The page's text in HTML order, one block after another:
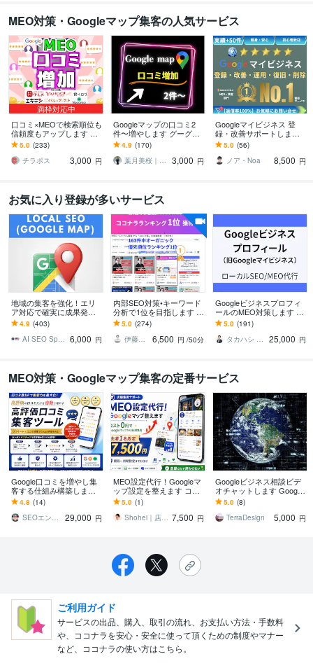
MEO対策・Googleマップ集客の人気サービス
満枠対応中
口コミ×MEOで検索順位も
信頼度もアップします リ
アルなクチコミで信頼と
来店数アップ！
5.0 (233)
チラポス
3,000 円
Googleマップの口コミ2
件〜増やします グーグル
マップの口コミ増加しま
す/保証有り
4.9 (170)
葉月美桜｜SNSデザイナー
3,000 円
Googleマイビジネス 登
録・改善サポートします
Googleマイビジネス運
用・改善11年のプロがサ
ポート
5.0 (56)
ノア・Noa
8,500 円
お気に入り登録が多いサービス
地域の集客を強化！エリ
ア対応で確実に成果発生
します 広範囲1.5万マイル
をカバー！効果抜群のマ
ップ埋込MEO戦略
4.9 (403)
AI SEO Specialist 6,000 円
内部SEO対策•キーワード
分析で1位を目指します ワ
ンレッスン地域名検索1位
の実績多数！全て満点評
価で継続中！
5.0 (274)
伊藤優里＠SEOに強いWEBサイト制作
6,500 円 /50分
Googleビジネスプロフィ
ールのMEO対策します オ
ンラインMTGあり！＋納
品後のチャット相談無
料！
5.0 (191)
タカハシ ヨウスケ
25,000 円
MEO対策・Googleマップ集客の定番サービス
Google口コミを増やし集
客する仕組み構築します
アンケート×自動誘導で高
評価レビューを効率的に
獲得【MEO】
4.8 (14)
SEOエンジニア
29,000 円
MEO設定代行！Googleマ
ップ設定を整えます コス
ト0円でGoogleマップから
新規集客
5.0 (1)
Shohei｜店舗ビジネスの集客設計 7,500 円
Googleビジネス相談ビデ
オチャットします Google
ビジネスの不明点をお困
りごとをアドバイス
5.0 (8)
TerraDesign
5,000 円
ご利用ガイド
サービスの出品、購入、取引の流れ、お支払い方法・手数料
や、ココナラを安心・安全に使って頂くための制度やマナー
など、ココナラの使い方はこちら。